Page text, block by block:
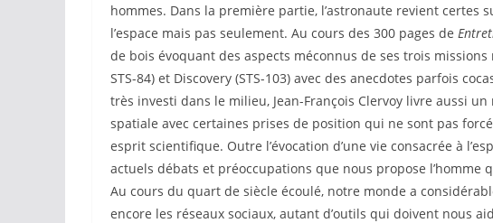
hommes. Dans la première partie, l’astronaute revient certes
l’espace mais pas seulement. Au cours des 300 pages de
de bois évoquant des aspects méconnus de ses trois
STS-84) et Discovery (STS-103) avec des anecdotes parfois
très investi dans le milieu, Jean-François Clervoy livre aussi
spatiale avec certaines prises de position qui ne sont pas
esprit scientifique. Outre l’évocation d’une vie consacrée à
actuels débats et préoccupations que nous propose l’homme
Au cours du quart de siècle écoulé, notre monde a
encore les réseaux sociaux, autant d’outils qui doivent nous